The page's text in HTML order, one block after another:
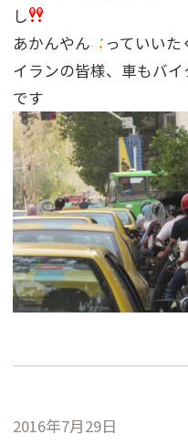
し
あかんやん
っていい
イランの皆様、車もバ
です
2016年7月29日